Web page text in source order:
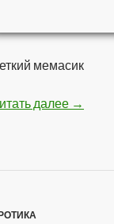
мемасик
далее →